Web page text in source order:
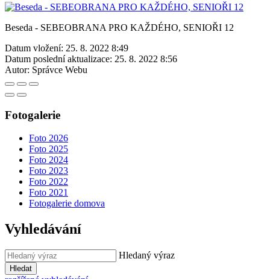
Beseda - SEBEOBRANA PRO KAŽDÉHO, SENIOŘI 12
Datum vložení: 25. 8. 2022 8:49
Datum poslední aktualizace: 25. 8. 2022 8:56
Autor: Správce Webu
Fotogalerie
Foto 2026
Foto 2025
Foto 2024
Foto 2023
Foto 2022
Foto 2021
Fotogalerie domova
Vyhledávání
Hledaný výraz
Hledat